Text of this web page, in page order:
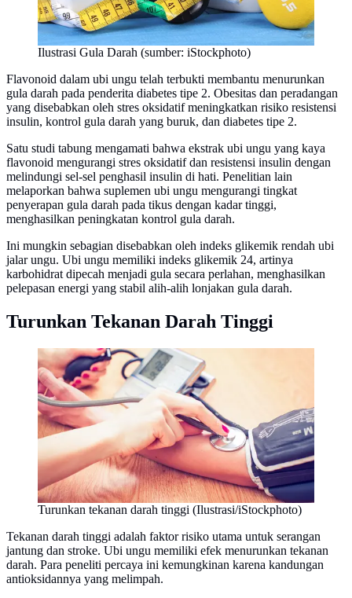
Ilustrasi Gula Darah (sumber: iStockphoto)
Flavonoid dalam ubi ungu telah terbukti membantu menurunkan
gula darah pada penderita diabetes tipe 2. Obesitas dan peradangan
yang disebabkan oleh stres oksidatif meningkatkan risiko resistensi
insulin, kontrol gula darah yang buruk, dan diabetes tipe 2.
Satu studi tabung mengamati bahwa ekstrak ubi ungu yang kaya
flavonoid mengurangi stres oksidatif dan resistensi insulin dengan
melindungi sel-sel penghasil insulin di hati. Penelitian lain
melaporkan bahwa suplemen ubi ungu mengurangi tingkat
penyerapan gula darah pada tikus dengan kadar tinggi,
menghasilkan peningkatan kontrol gula darah.
Ini mungkin sebagian disebabkan oleh indeks glikemik rendah ubi
jalar ungu. Ubi ungu memiliki indeks glikemik 24, artinya
karbohidrat dipecah menjadi gula secara perlahan, menghasilkan
pelepasan energi yang stabil alih-alih lonjakan gula darah.
Turunkan Tekanan Darah Tinggi
Turunkan tekanan darah tinggi (Ilustrasi/iStockphoto)
Tekanan darah tinggi adalah faktor risiko utama untuk serangan
jantung dan stroke. Ubi ungu memiliki efek menurunkan tekanan
darah. Para peneliti percaya ini kemungkinan karena kandungan
antioksidannya yang melimpah.